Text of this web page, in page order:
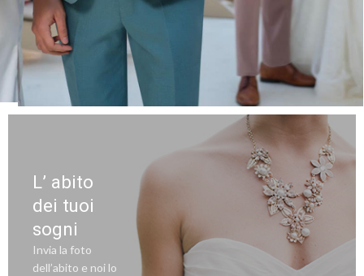
L’ abito
dei tuoi
sogni
Invia la foto
dell’abito e noi lo